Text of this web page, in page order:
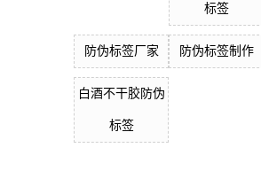
标签
防伪标签厂家 防伪标签制作
白酒不干胶防伪
标签